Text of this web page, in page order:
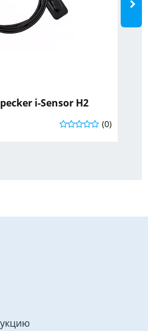
i-Sensor H2
(0)